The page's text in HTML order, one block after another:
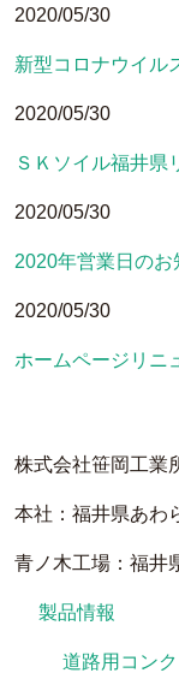
2020/05/30
新型コロナウイル
2020/05/30
ＳＫソイル福井県
2020/05/30
2020年営業日のお
2020/05/30
ホームページリニ
株式会社笹岡工業
本社：福井県あわ
青ノ木工場：福井
製品情報
道路用コン